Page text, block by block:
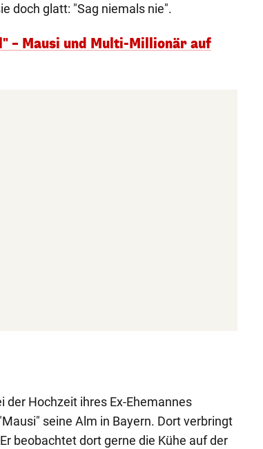
doch glatt: "Sag niemals nie".
– Mausi und Multi-Millionär auf
der Hochzeit ihres Ex-Ehemannes
seine Alm in Bayern. Dort verbringt
beobachtet dort gerne die Kühe auf der